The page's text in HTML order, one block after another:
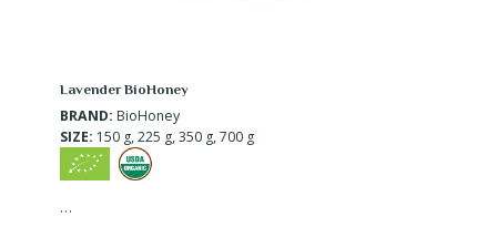
Lavender BioHoney
BRAND: BioHoney
SIZE: 150 g, 225 g, 350 g, 700 g
…